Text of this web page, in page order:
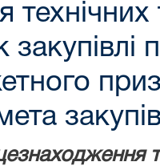
технічних
закупівлі